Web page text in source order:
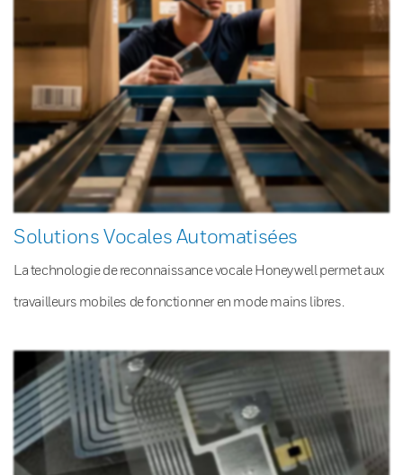
Solutions Vocales Automatisées
La technologie de reconnaissance vocale Honeywell permet aux
travailleurs mobiles de fonctionner en mode mains libres.